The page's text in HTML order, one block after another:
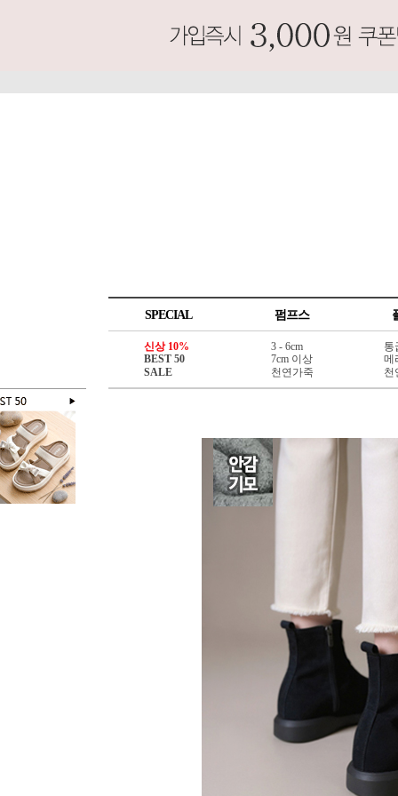
SPECIAL 펌프스
신상 10%
BEST 50
SALE
3 - 6cm
7cm 이상
천연가죽
통
메
천